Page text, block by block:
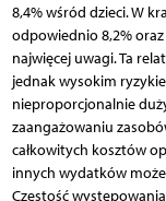
8,4% wśród dzieci. W
odpowiednio 8,2%
najwięcej uwagi. Ta
jednak wysokim
nieproporcjonalnie
zaangażowaniu
całkowitych kosztów
innych wydatków
Częstość